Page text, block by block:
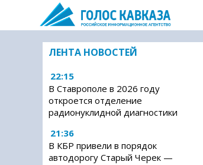
ЛЕНТА НОВОСТЕЙ
22:15
В Ставрополе в 2026 году
откроется отделение
радионуклидной диагностики
21:36
В КБР привели в порядок
автодорогу Старый Черек —